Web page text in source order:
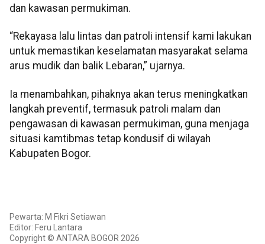
dan kawasan permukiman.
“Rekayasa lalu lintas dan patroli intensif kami lakukan
untuk memastikan keselamatan masyarakat selama
arus mudik dan balik Lebaran,” ujarnya.
Ia menambahkan, pihaknya akan terus meningkatkan
langkah preventif, termasuk patroli malam dan
pengawasan di kawasan permukiman, guna menjaga
situasi kamtibmas tetap kondusif di wilayah
Kabupaten Bogor.
Pewarta: M Fikri Setiawan
Editor: Feru Lantara
Copyright © ANTARA BOGOR 2026